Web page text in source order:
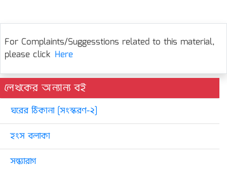
For Complaints/Suggesstions related to this material,
please click Here
লেখকের অন্যান্য বই
ঘরের ঠিকানা [সংস্করণ-২]
হংস বলাকা
সন্ধ্যারাগ